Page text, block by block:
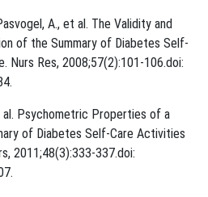
A., et al. The Validity and
of the Summary of Diabetes Self-
Nurs Res, 2008;57(2):101-106.​doi:
al. Psychometric Properties of a
of Diabetes Self-Care Activities
2011;48(3):333-337.​doi: